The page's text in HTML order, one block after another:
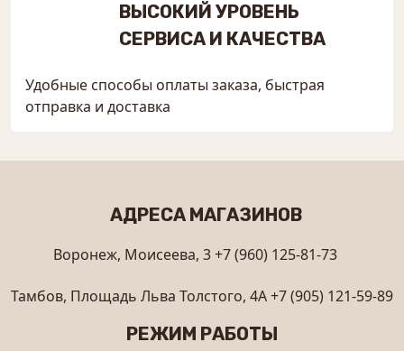
ВЫСОКИЙ УРОВЕНЬ
СЕРВИСА И КАЧЕСТВА
Удобные способы оплаты заказа, быстрая
отправка и доставка
АДРЕСА МАГАЗИНОВ
Воронеж, Моисеева, 3+7 (960) 125-81-73
Тамбов, Площадь Льва Толстого, 4А+7 (905) 121-59-89
РЕЖИМ РАБОТЫ